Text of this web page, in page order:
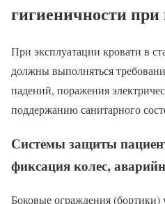
гигиеничности
При эксплуатации кровати в
должны выполняться
падений, поражения
поддержанию санитарного
Системы защиты
фиксация колес,
Боковые ограждения (бортики)